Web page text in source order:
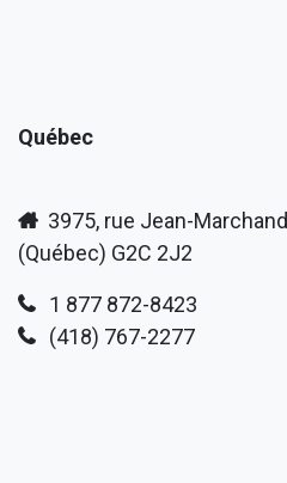
Québec
3975, rue Jean-Marchand
(Québec) G2C 2J2
1 877 872-8423
(418) 767-2277